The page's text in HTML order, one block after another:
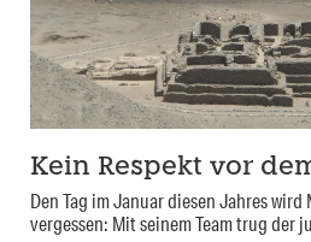
Kein Respekt vor
Den Tag im Januar diesen Jahres
vergessen: Mit seinem Team trug der